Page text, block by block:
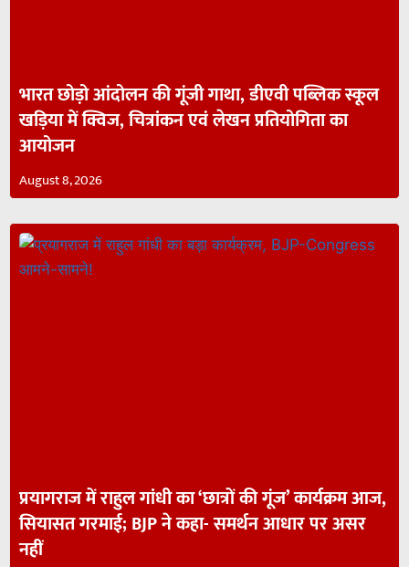
भारत छोड़ो आंदोलन की गूंजी गाथा, डीएवी पब्लिक स्कूल
खड़िया में क्विज, चित्रांकन एवं लेखन प्रतियोगिता का
आयोजन
August 8, 2026
प्रयागराज में राहुल गांधी का ‘छात्रों की गूंज’ कार्यक्रम आज,
सियासत गरमाई; BJP ने कहा- समर्थन आधार पर असर
नहीं